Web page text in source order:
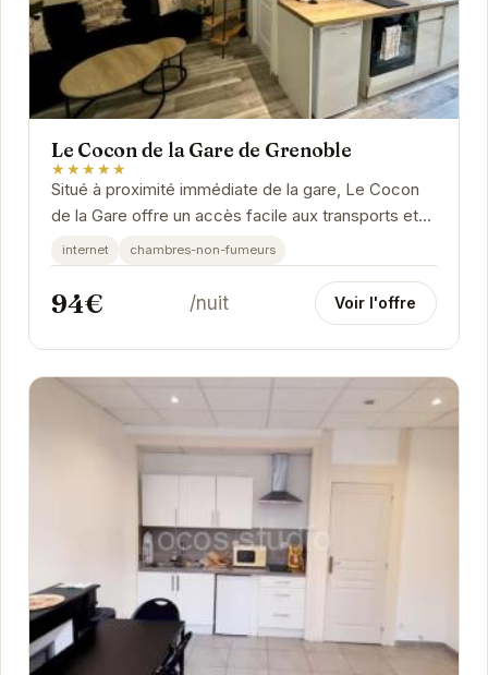
Le Cocon de la Gare de Grenoble
★★★★★
Situé à proximité immédiate de la gare, Le Cocon
de la Gare offre un accès facile aux transports et
aux attractions de Grenoble. Cet appartement...
internet chambres-non-fumeurs
94€ /nuit Voir l'offre